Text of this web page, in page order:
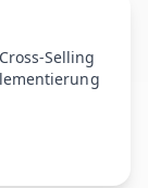
Selling